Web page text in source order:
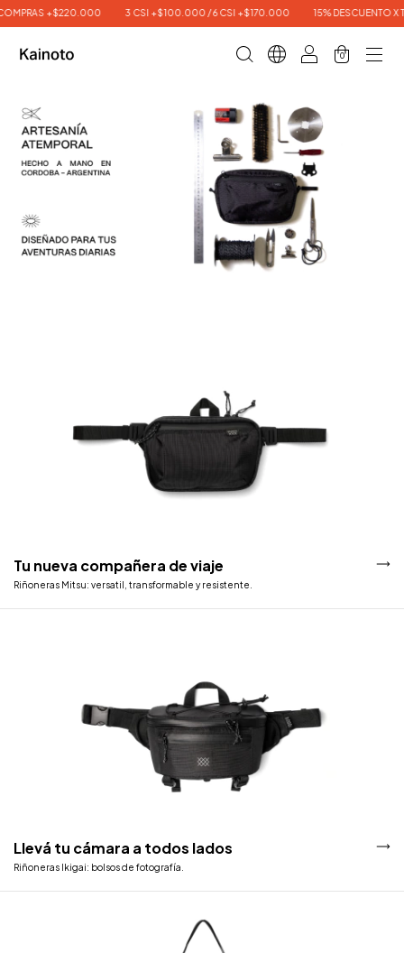
+$220.000 3 CSI +$100.000 / 6 CSI +$170.000 15% DESCUENTO X
0
Tu nueva compañera de viaje
Riñoneras Mitsu: versatil, transformable y resistente.
Llevá tu cámara a todos lados
Riñoneras Ikigai: bolsos de fotografía.